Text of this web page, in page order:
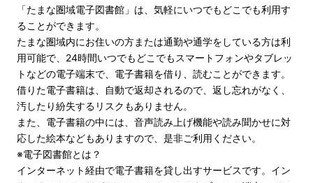
「たまな圏域電子図書館」は、気軽にいつでもどこでも利用す
ることができます。
たまな圏域内にお住いの方または通勤や通学をしている方は利
用可能で、24時間いつでもどこでもスマートフォンやタブレッ
トなどの電子端末で、電子書籍を借り、読むことができます。
借りた電子書籍は、自動で返却されるので、返し忘れがなく、
汚したり紛失するリスクもありません。
また、電子書籍の中には、音声読み上げ機能や読み聞かせに対
応した絵本などもありますので、是非ご利用ください。
※電子図書館とは？
インターネット経由で電子書籍を貸し出すサービスです。イン